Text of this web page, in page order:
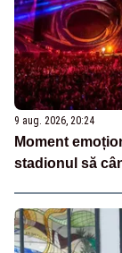
9 aug. 2026, 20:24
Moment
stadionul să